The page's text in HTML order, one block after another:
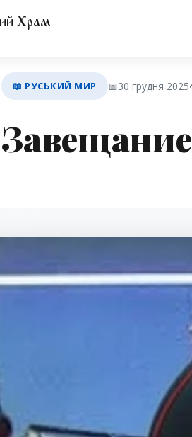
Храм
📖 РУСЬКИЙ МИР 📅30 грудня 2025